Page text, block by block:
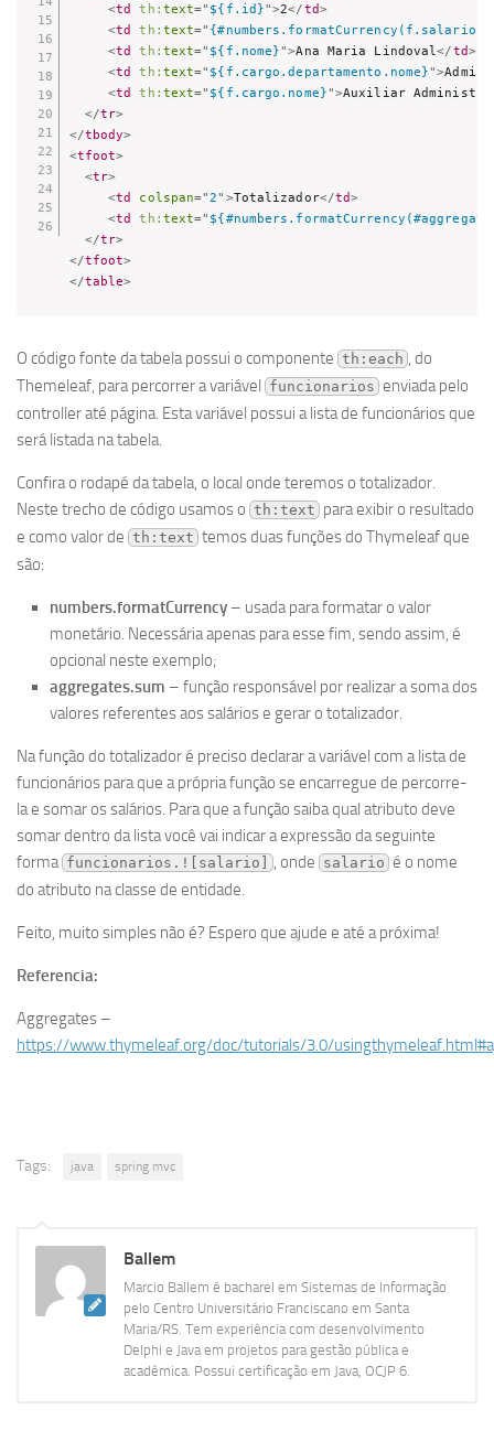
<td th: text=" ${f.id}">2</td>
<td th: text=" {#numbers.formatCurrency(f.salario)}
<td th: text=" ${f.nome}">Ana Maria Lindoval</td>
<td th: text=" ${f.cargo.departamento.nome}">
<td th: text=" ${f.cargo.nome}">Auxiliar
</tr>
</tbody>
<tfoot>
<tr>
<td colspan="2" >Totalizador</td>
<td th: text="
</tr>
</tfoot>
</table>
O código fonte da tabela possui o componente th:each , do
Themeleaf, para percorrer a variável funcionarios enviada pelo
controller até página. Esta variável possui a lista de funcionários que
será listada na tabela.
Confira o rodapé da tabela, o local onde teremos o totalizador.
Neste trecho de código usamos o th:text para exibir o resultado
e como valor de th:text temos duas funções do Thymeleaf que
são:
numbers.formatCurrency – usada para formatar o valor
monetário. Necessária apenas para esse fim, sendo assim, é
opcional neste exemplo;
aggregates.sum – função responsável por realizar a soma dos
valores referentes aos salários e gerar o totalizador.
Na função do totalizador é preciso declarar a variável com a lista de
funcionários para que a própria função se encarregue de percorre-
la e somar os salários. Para que a função saiba qual atributo deve
somar dentro da lista você vai indicar a expressão da seguinte
forma funcionarios.![salario] , onde salario é o nome
do atributo na classe de entidade.
Feito, muito simples não é? Espero que ajude e até a próxima!
Referencia:
Aggregates –
https://www.thymeleaf.org/doc/tutorials/3.0/
Tags: java spring mvc
Ballem
Marcio Ballem é bacharel em Sistemas de Informação
pelo Centro Universitário Franciscano em Santa
Maria/RS. Tem experiência com desenvolvimento
Delphi e Java em projetos para gestão pública e
acadêmica. Possui certificação em Java, OCJP 6.